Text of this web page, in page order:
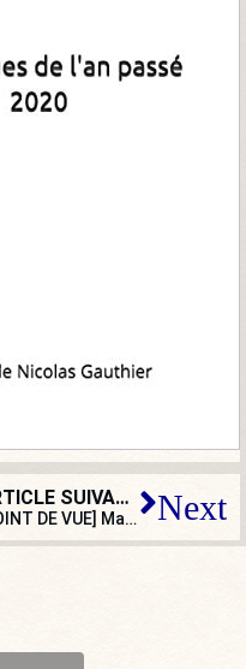
ARTICLE SUIVANT
[POINT DE VUE] Macron célèbre les 40 ans de Schengen : plus que lui à y croire ! Next